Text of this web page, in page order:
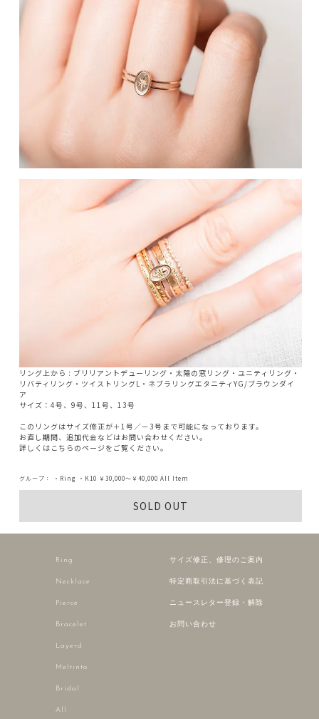
リング上から : ブリリアントデューリング ・ 太陽の窓リング ・ ユニティリング ・
リバティリング・ ツイストリングL ・ ネブラリングエタニティYG/ブラウンダイ
ア
サイズ：4号、9号、11号、13号
このリングはサイズ修正が＋1号／－3号まで可能になっております。
お直し期間、追加代金などはお問い合わせください。
詳しくはこちらのページをご覧ください。
グループ： ・Ring ・K10 ￥30,000～￥40,000 All Item
SOLD OUT
Ring
Necklace
Pierce
Bracelet
Layerd
Meltinto
Bridal
All
サイズ修正、修理のご案内
特定商取引法に基づく表記
ニュースレター登録・解除
お問い合わせ